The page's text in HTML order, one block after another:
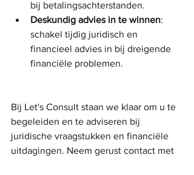
bij betalingsachterstanden.
Deskundig advies in te winnen:
schakel tijdig juridisch en
financieel advies in bij dreigende
financiële problemen.
Bij Let's Consult staan we klaar om u te
begeleiden en te adviseren bij
juridische vraagstukken en financiële
uitdagingen. Neem gerust contact met